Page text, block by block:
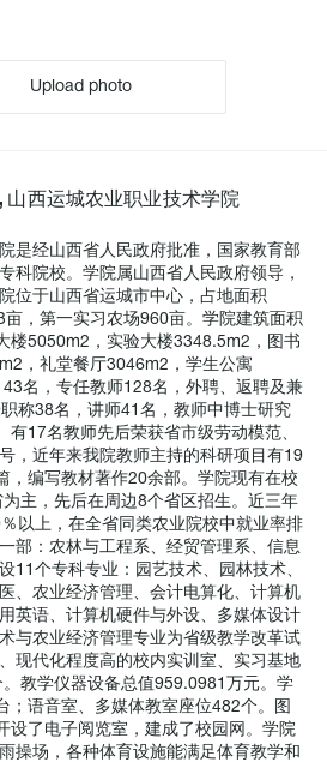
Upload photo
山西运城农业职业技术学院
是经山西省人民政府批准，国家教育部
科院校。学院属山西省人民政府领导，
位于山西省运城市中心，占地面积
，第一实习农场960亩。学院建筑面积
楼5050m2，实验大楼3348.5m2，图书
，礼堂餐厅3046m2，学生公寓
名，专任教师128名，外聘、返聘及兼
称38名，讲师41名，教师中博士研究
有17名教师先后荣获省市级劳动模范、
，近年来我院教师主持的科研项目有19
，编写教材著作20余部。学院现有在校
主，先后在周边8个省区招生。近三年
以上，在全省同类农业院校中就业率排
部：农林与工程系、经贸管理系、信息
11个专科专业：园艺技术、园林技术、
、农业经济管理、会计电算化、计算机
英语、计算机硬件与外设、多媒体设计
与农业经济管理专业为省级教学改革试
现代化程度高的校内实训室、实习基地
教学仪器设备总值959.0981万元。学
；语音室、多媒体教室座位482个。图
设了电子阅览室，建成了校园网。学院
操场，各种体育设施能满足体育教学和